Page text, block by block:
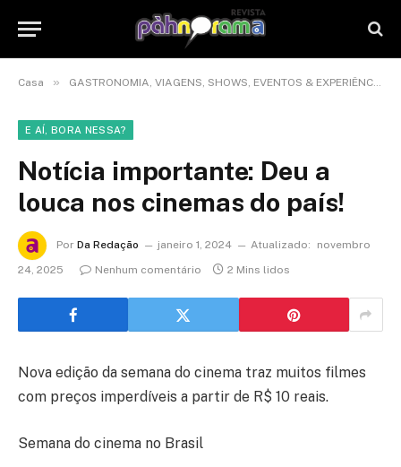
Casa » GASTRONOMIA, VIAGENS, SHOWS, EVENTOS & EXPERIÊNCIAS
E AÍ, BORA NESSA?
Notícia importante: Deu a
louca nos cinemas do país!
Por Da Redação janeiro 1, 2024 Atualizado:
novembro
24, 2025
Nenhum comentário 2 Mins lidos
Nova edição da semana do cinema traz muitos filmes
com preços imperdíveis a partir de R$ 10 reais.
Semana do cinema no Brasil